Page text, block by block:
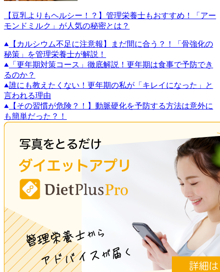
【豆乳よりもヘルシー！？】管理栄養士もおすすめ！「アー
モンドミルク」が人気の秘密とは？
【カルシウム不足に注意報】まだ間に合う？！「骨強化の
秘策」を管理栄養士が解説！
「更年期対策コース」徹底解説！更年期は食事で予防でき
るのか？
誰にも教えたくない！更年期の私が「キレイになった」と
言われる理由
【その習慣が危険？！】動脈硬化を予防する方法は意外に
も簡単だった？！